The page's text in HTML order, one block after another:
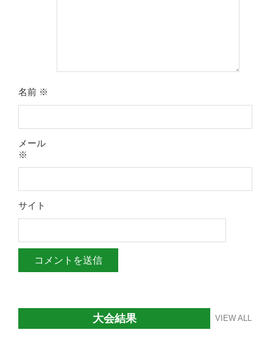
名前 ※
メール
※
サイト
大会結果 VIEW ALL